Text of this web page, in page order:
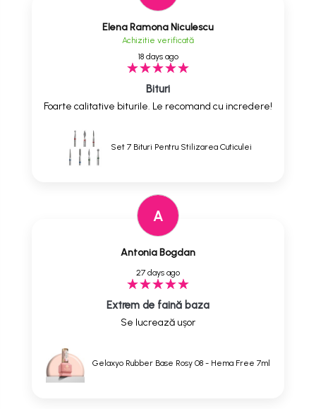
Elena Ramona Niculescu
Achizitie verificată
18 days ago
Bituri
Foarte calitative biturile. Le recomand cu incredere!
Set 7 Bituri Pentru Stilizarea Cuticulei
A
Antonia Bogdan
27 days ago
Extrem de faină baza
Se lucrează ușor
Gelaxyo Rubber Base Rosy 08 - Hema Free 7ml